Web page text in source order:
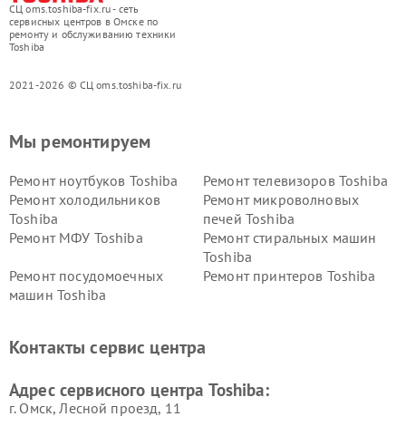
СЦ oms.toshiba-fix.ru - сеть
сервисных центров в Омске по
ремонту и обслуживанию техники
Toshiba
2021-2026 © СЦ oms.toshiba-fix.ru
Мы ремонтируем
Ремонт ноутбуков Toshiba
Ремонт телевизоров Toshiba
Ремонт холодильников
Toshiba
Ремонт микроволновых
печей Toshiba
Ремонт МФУ Toshiba
Ремонт стиральных машин
Toshiba
Ремонт посудомоечных
машин Toshiba
Ремонт принтеров Toshiba
Контакты сервис центра
Адрес сервисного центра Toshiba:
г. Омск, ​Лесной проезд, 11